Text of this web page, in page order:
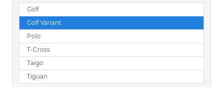
Golf
Golf Variant
Polo
T-Cross
Taigo
Tiguan